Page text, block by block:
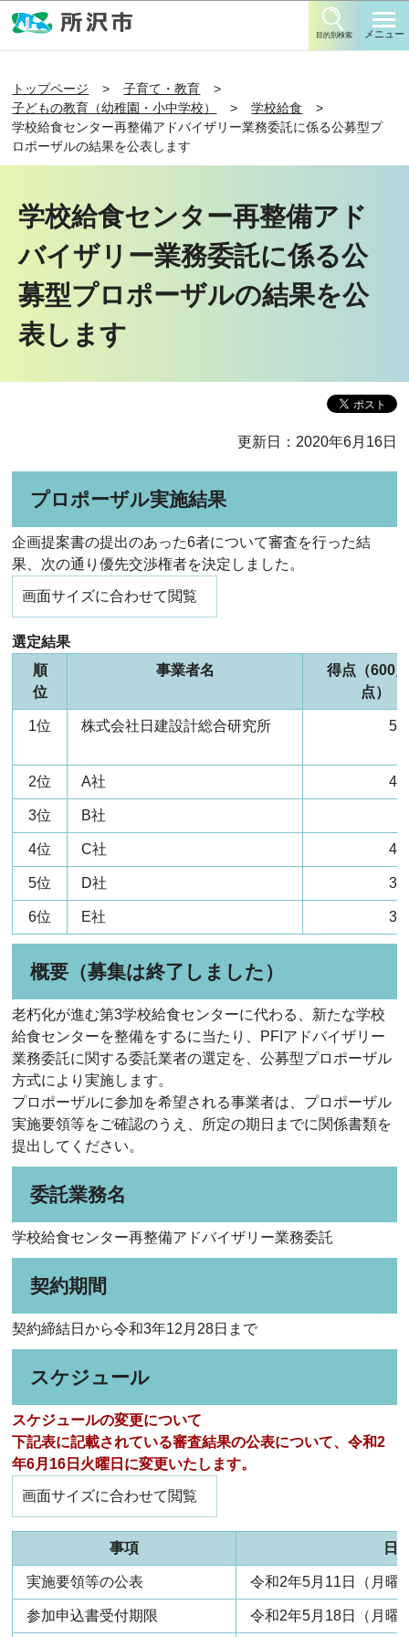
目的別検索 メニュー
トップページ
子育て・教育
子どもの教育（幼稚園・小中学校）
学校給食
学校給食センター再整備アドバイザリー業務委託に係る公募型プ
ロポーザルの結果を公表します
学校給食センター再整備アド
バイザリー業務委託に係る公
募型プロポーザルの結果を公
表します
更新日：2020年6月16日
プロポーザル実施結果
企画提案書の提出のあった6者について審査を行った結
果、次の通り優先交渉権者を決定しました。
画面サイズに合わせて閲覧
選定結果
順
位
事業者名
得点（600
点）
1位 株式会社日建設計総合研究所
2位 A社
3位 B社
4位 C社
5位 D社
6位 E社
概要（募集は終了しました）
老朽化が進む第3学校給食センターに代わる、新たな学校
給食センターを整備をするに当たり、PFIアドバイザリー
業務委託に関する委託業者の選定を、公募型プロポーザル
方式により実施します。
プロポーザルに参加を希望される事業者は、プロポーザル
実施要領等をご確認のうえ、所定の期日までに関係書類を
提出してください。
委託業務名
学校給食センター再整備アドバイザリー業務委託
契約期間
契約締結日から令和3年12月28日まで
スケジュール
スケジュールの変更について
下記表に記載されている審査結果の公表について、令和2
年6月16日火曜日に変更いたします。
画面サイズに合わせて閲覧
事項 日
実施要領等の公表 令和2年5月11日（月曜
参加申込書受付期限 令和2年5月18日（月曜